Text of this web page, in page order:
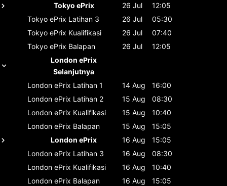
Tokyo ePrix
26 Jul
12:05
Tokyo ePrix Latihan 3 26 Jul
05:30
Tokyo ePrix Kualifikasi 26 Jul
07:40
Tokyo ePrix Balapan 26 Jul
12:05
London ePrix
Selanjutnya
London ePrix Latihan 1 14 Aug
16:00
London ePrix Latihan 2 15 Aug
08:30
London ePrix Kualifikasi 15 Aug
10:40
London ePrix Balapan 15 Aug
15:05
London ePrix
16 Aug
15:05
London ePrix Latihan 3 16 Aug
08:30
London ePrix Kualifikasi 16 Aug
10:40
London ePrix Balapan 16 Aug 15:05